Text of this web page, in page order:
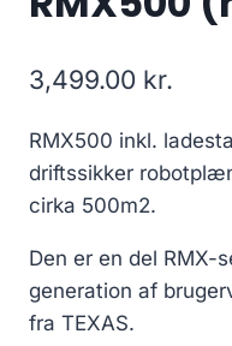
3,499.00 kr.
RMX500 inkl.
driftssikker
cirka 500m2.
Den er en del RMX-
generation af
fra TEXAS.